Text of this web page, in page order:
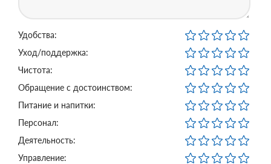
Удобства:
Уход/поддержка:
Чистота:
Обращение с достоинством:
Питание и напитки:
Персонал:
Деятельность:
Управление: